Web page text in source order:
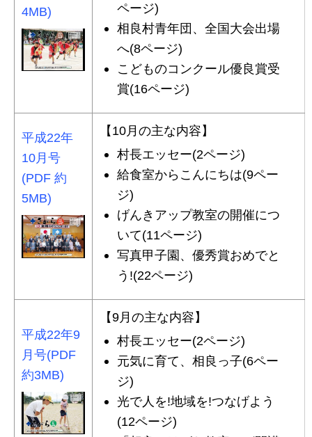
4MB)
ページ)
相良村青年団、全国大会出場
へ(8ページ)
こどものコンクール優良賞受
賞(16ページ)
平成22年
10月号
(PDF 約
5MB)
【10月の主な内容】
村長エッセー(2ページ)
給食室からこんにちは(9ペー
ジ)
げんきアップ教室の開催につ
いて(11ページ)
写真甲子園、優秀賞おめでと
う!(22ページ)
平成22年9
月号(PDF
約3MB)
【9月の主な内容】
村長エッセー(2ページ)
元気に育て、相良っ子(6ペー
ジ)
光で人を!地域を!つなげよう
(12ページ)